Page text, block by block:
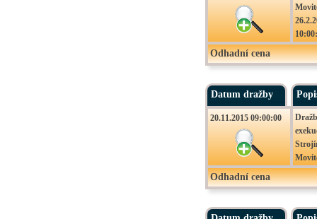
Odhadní cena
Datum dražby
20.11.2015 09:00:00
–
Odhadní cena